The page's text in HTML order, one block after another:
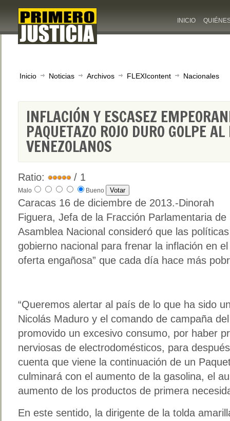
INICIO
Inicio Noticias Archivos FLEXIcontent Nacionales
INFLACIÓN Y ESCASEZ
PAQUETAZO ROJO DURO GOLPE
VENEZOLANOS
Ratio: / 1
Malo Bueno
Caracas 16 de diciembre de 2013.-Dinorah
Figuera, Jefa de la Fracción Parlamentaria
Asamblea Nacional consideró que las
gobierno nacional para frenar la inflación en
oferta engañosa” que cada día hace más
“Queremos alertar al país de lo que ha sido
Nicolás Maduro y el comando de campaña
promovido un excesivo consumo, por haber
nerviosas de electrodomésticos, para
cuenta que viene la continuación de un
culminará con el aumento de la gasolina, el
aumento de los productos de primera
En este sentido, la dirigente de la tolda